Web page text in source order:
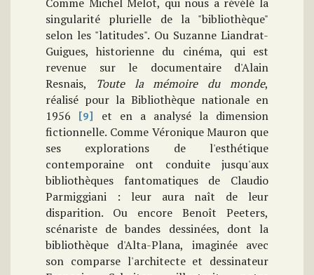
singularité plurielle de la "bibliothèque"
selon les "latitudes". Ou Suzanne Liandrat-
Guigues, historienne du cinéma, qui est
revenue sur le documentaire d'Alain
Resnais, Toute la mémoire dumonde,
réalisé pour la Bibliothèque nationale en
1956
[9]
et en a analysé la dimension
fictionnelle. Comme Véronique Mauron que
ses explorations de l'esthétique
contemporaine ont conduite jusqu'aux
bibliothèques fantomatiques de Claudio
Parmiggiani : leur aura naît de leur
disparition. Ou encore Benoît Peeters,
scénariste de bandes dessinées, dont la
bibliothèque d'Alta-Plana, imaginée avec
son comparse l'architecte et dessinateur